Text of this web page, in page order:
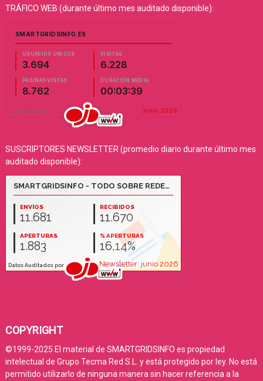
TRÁFICO WEB (durante último mes auditado disponible):
SUSCRIPTORES NEWSLETTER (promedio diario durante último mes
auditado disponible):
COPYRIGHT
©1999-2025 El material de SMARTGRIDSINFO es propiedad
intelectual de Grupo Tecma Red S.L. y está protegido por ley. No está
permitido utilizarlo de ninguna manera sin hacer referencia a la